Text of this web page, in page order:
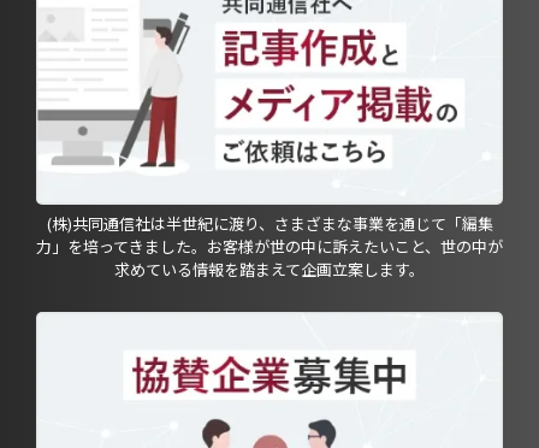
(株)共同通信社は半世紀に渡り、さまざまな事業を通じて「編集
力」を培ってきました。お客様が世の中に訴えたいこと、世の中が
求めている情報を踏まえて企画立案します。